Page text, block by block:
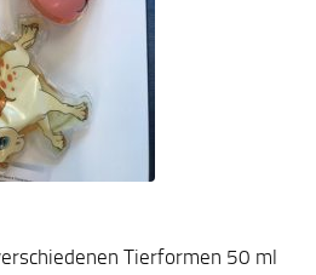
Tierformen 50 ml